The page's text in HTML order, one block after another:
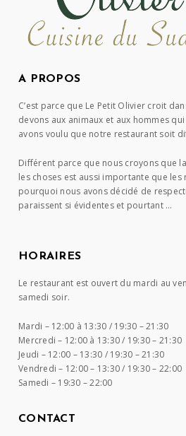
A PROPOS
C’est parce que Le Petit Olivier croit
devons aux animaux et aux hommes
avons voulu que notre restaurant soit
Différent parce que nous croyons que
les choses est aussi importante que les
pourquoi nous avons décidé de
paraissent si évidentes et pourtant …
HORAIRES
Le restaurant est ouvert du mardi au
samedi soir.
Mardi – 12:00 à 13:30 / 19:30 – 21:30
Mercredi – 12:00 à 13:30 / 19:30 – 21:30
Jeudi – 12:00 – 13:30 / 19:30 – 21:30
Vendredi – 12:00 – 13:30 / 19:30 – 22:00
Samedi – 19:30 – 22:00
CONTACT